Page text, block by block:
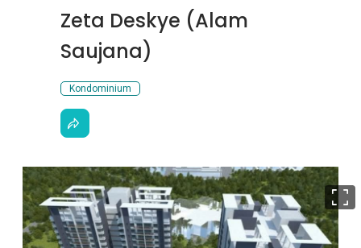
Zeta Deskye (Alam
Saujana)
Kondominium